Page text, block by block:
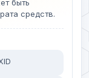
быть
средств.